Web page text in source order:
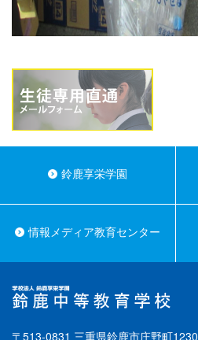
鈴鹿享栄学園
情報メディア教育センター
〒513-0831 三重県鈴鹿市庄野町1230